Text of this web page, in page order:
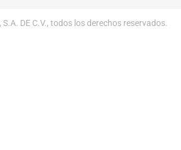
DE C.V., todos los derechos reservados.